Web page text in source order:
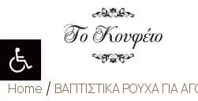
Ανοίξτε τη γραμμή εργαλείων
Home / ΒΑΠΤΙΣΤΙΚΑ ΡΟΥΧΑ ΓΙΑ